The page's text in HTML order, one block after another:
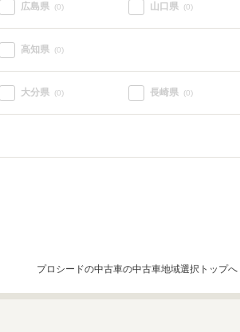
広島県 (0) 山口県 (0)
高知県 (0)
大分県 (0) 長崎県 (0)
プロシードの中古車の中古車地域選択トップへ